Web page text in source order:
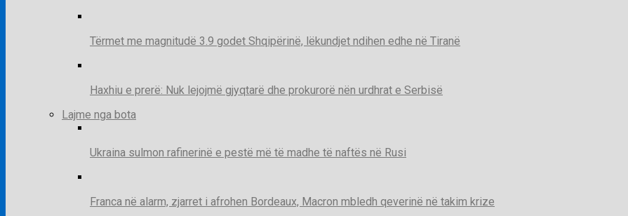
Tërmet me magnitudë 3.9 godet Shqipërinë, lëkundjet ndihen edhe në Tiranë
Haxhiu e prerë: Nuk lejojmë gjyqtarë dhe prokurorë nën urdhrat e Serbisë
Lajme nga bota
Ukraina sulmon rafinerinë e pestë më të madhe të naftës në Rusi
Franca në alarm, zjarret i afrohen Bordeaux, Macron mbledh qeverinë në takim krize